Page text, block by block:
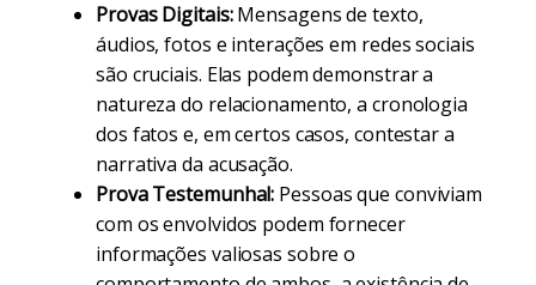
Provas Digitais:Mensagens de texto,
áudios, fotos e interações em redes sociais
são cruciais. Elas podem demonstrar a
natureza do relacionamento, a cronologia
dos fatos e, em certos casos, contestar a
narrativa da acusação.
Prova Testemunhal: Pessoas que conviviam
com os envolvidos podem fornecer
informações valiosas sobre o